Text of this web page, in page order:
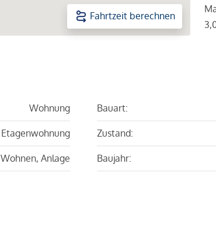
Fahrtzeit berechnen
Wohnung
Etagenwohnung
Wohnen, Anlage
Bauart:
Zustand:
Baujahr: